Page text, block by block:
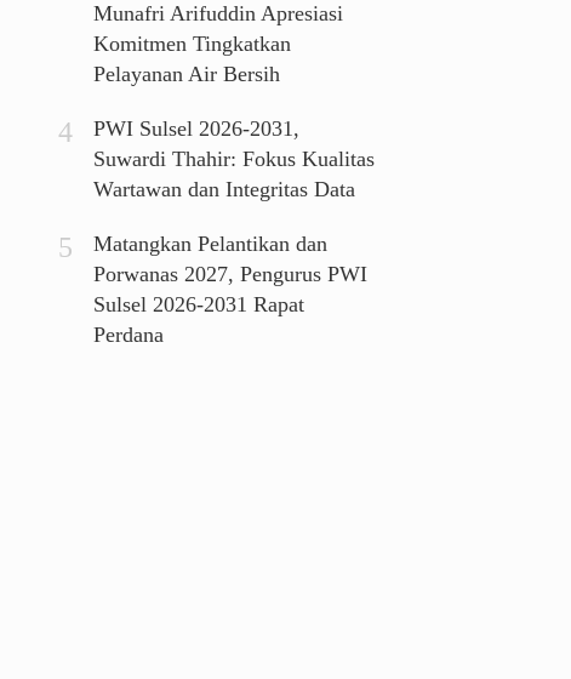
Munafri Arifuddin Apresiasi
Komitmen Tingkatkan
Pelayanan Air Bersih
PWI Sulsel 2026-2031,
Suwardi Thahir: Fokus Kualitas
Wartawan dan Integritas Data
Matangkan Pelantikan dan
Porwanas 2027, Pengurus PWI
Sulsel 2026-2031 Rapat
Perdana